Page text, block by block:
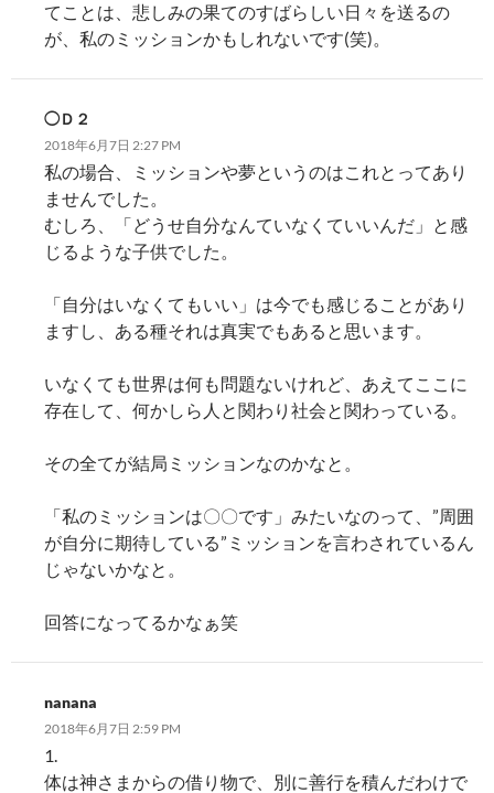
てことは、悲しみの果てのすばらしい日々を送るの
が、私のミッションかもしれないです(笑)。
◯Ｄ２
2018年6月7日 2:27 PM
私の場合、ミッションや夢というのはこれとってあり
ませんでした。
むしろ、「どうせ自分なんていなくていいんだ」と感
じるような子供でした。
「自分はいなくてもいい」は今でも感じることがあり
ますし、ある種それは真実でもあると思います。
いなくても世界は何も問題ないけれど、あえてここに
存在して、何かしら人と関わり社会と関わっている。
その全てが結局ミッションなのかなと。
「私のミッションは〇〇です」みたいなのって、”周囲
が自分に期待している”ミッションを言わされているん
じゃないかなと。
回答になってるかなぁ笑
nanana
2018年6月7日 2:59 PM
1.
体は神さまからの借り物で、別に善行を積んだわけで